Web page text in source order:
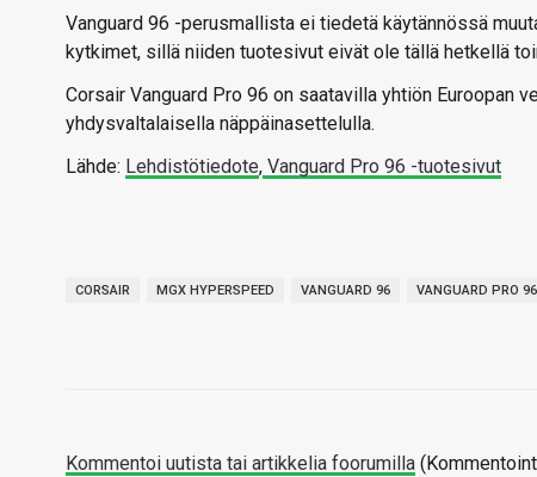
Vanguard 96 -perusmallista ei tiedetä käytännössä
kytkimet, sillä niiden tuotesivut eivät ole tällä hetkellä
Corsair Vanguard Pro 96 on saatavilla yhtiön Euroopan
yhdysvaltalaisella näppäinasettelulla.
Lähde: Lehdistötiedote, Vanguard Pro 96 -tuotesivut
CORSAIR MGX HYPERSPEED VANGUARD 96 VANGUARD PRO 96
Kommentoi uutista tai artikkelia foorumilla